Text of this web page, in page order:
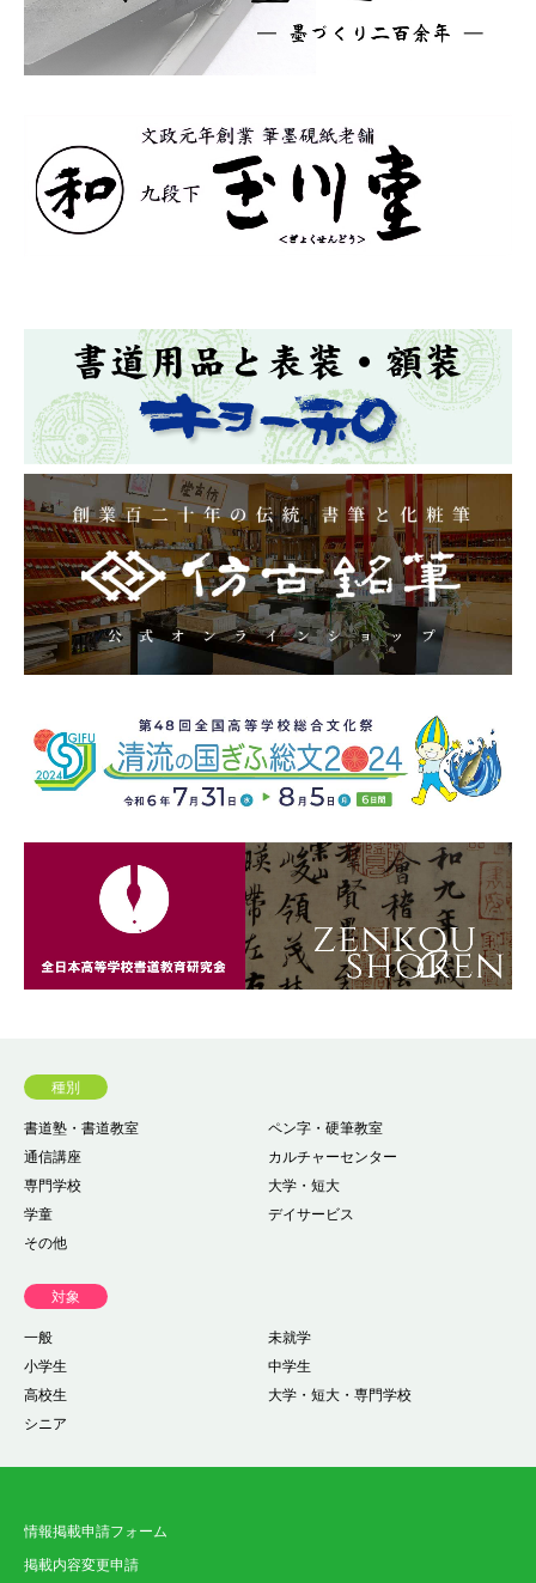
種別
書道塾・書道教室
ペン字・硬筆教室
通信講座
カルチャーセンター
専門学校
大学・短大
学童
デイサービス
その他
対象
一般
未就学
小学生
中学生
高校生
大学・短大・専門学校
シニア
情報掲載申請フォーム
掲載内容変更申請